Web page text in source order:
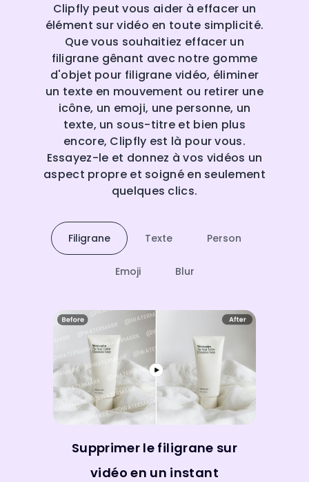
Clipfly peut vous aider à effacer un
élément sur vidéo en toute simplicité.
Que vous souhaitiez effacer un
filigrane gênant avec notre gomme
d'objet pour filigrane vidéo, éliminer
un texte en mouvement ou retirer une
icône, un emoji, une personne, un
texte, un sous-titre et bien plus
encore, Clipfly est là pour vous.
Essayez-le et donnez à vos vidéos un
aspect propre et soigné en seulement
quelques clics.
Filigrane Texte Person
Emoji Blur
Supprimer le filigrane sur
vidéo en un instant